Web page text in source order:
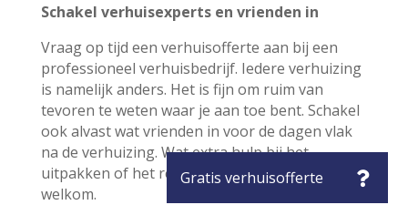
Schakel verhuisexperts en vrienden in
Vraag op tijd een verhuisofferte aan bij een
professioneel verhuisbedrijf. Iedere verhuizing
is namelijk anders. Het is fijn om ruim van
tevoren te weten waar je aan toe bent. Schakel
ook alvast wat vrienden in voor de dagen vlak
na de verhuizing. Wat extra hulp bij het
uitpakken of het regelen van eten is vast
welkom.